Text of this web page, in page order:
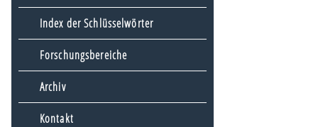
Index der Schlüsselwörter
Forschungsbereiche
Archiv
Kontakt